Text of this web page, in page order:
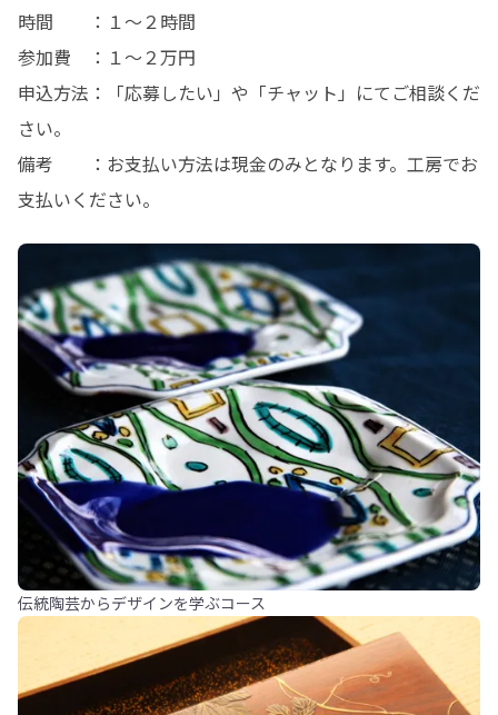
時間　　：１～２時間
参加費　：１～２万円
申込方法：「応募したい」や「チャット」にてご相談くだ
さい。
備考　　：お支払い方法は現金のみとなります。工房でお
支払いください。
伝統陶芸からデザインを学ぶコース